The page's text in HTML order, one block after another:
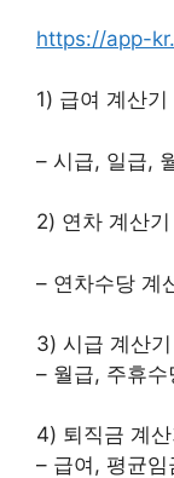
https://app-
1) 급여 계산기
– 시급, 일급,
2) 연차 계산기
– 연차수당 계
3) 시급 계산기
– 월급, 주휴
4) 퇴직금 계산
– 급여, 평균